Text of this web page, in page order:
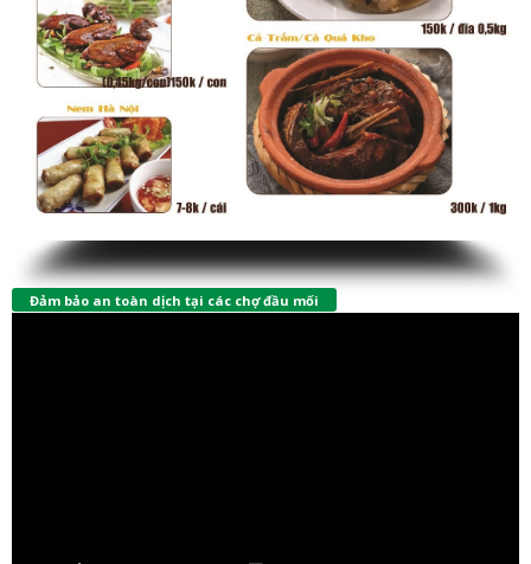
Đảm bảo an toàn dịch tại các chợ đầu mối